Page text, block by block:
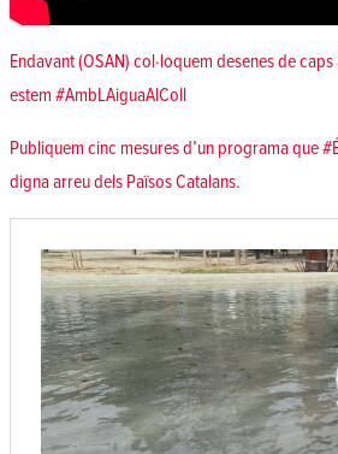
Endavant (OSAN) col·loquem desenes de
estem #AmbLAiguaAlColl
Publiquem cinc mesures d’un programa que
digna arreu dels Països Catalans.